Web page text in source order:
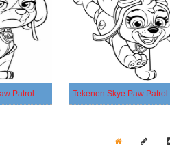
Tekenen Skye Paw Patrol afdrukbaar voor kinderen